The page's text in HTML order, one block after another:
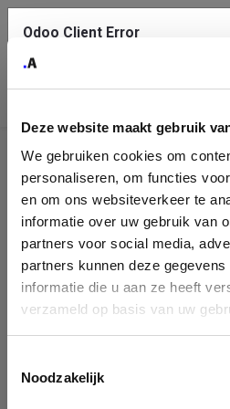
Deze website maakt gebruik
We gebruiken cookies om
personaliseren, om functies
en om ons websiteverkeer te
informatie over uw gebruik van
partners voor social media,
partners kunnen deze
informatie die u aan ze heeft
verzameld op basis van uw
Noodzakelijk
Company
Identification
Please fill in your
You can search a company in our
enterprise ID. When a company is
form. If you don't find your company
Odoo Client Error
service.
See details
Ok